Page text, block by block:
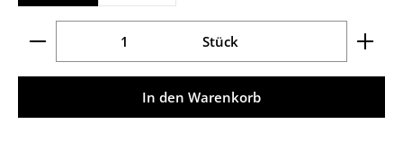
Produkt Anzahl: Gib den gewünschten Wert ein
Stück
In den Warenkorb